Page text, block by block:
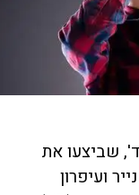
כיתות ד', שביצעו את
ועיפרון